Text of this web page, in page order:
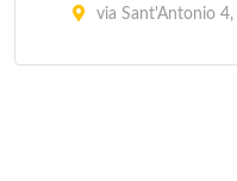
via Sant'Antonio